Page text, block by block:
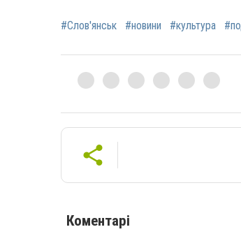
#Слов'янськ #новини #культура
Коментарі